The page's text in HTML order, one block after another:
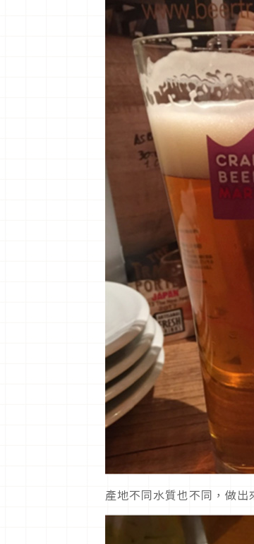
產地不同水質也不同，做